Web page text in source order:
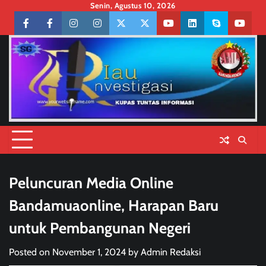
content
Senin, Agustus 10, 2026
FacebookfacebookInstagraminstagramTwittertwitterYoutubelinkedinskype
Peluncuran Media Online
Bandamuaonline, Harapan Baru
untuk Pembangunan Negeri
Posted on November 1, 2024 by Admin Redaksi